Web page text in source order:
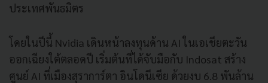
ประเทศพันธมิตร
โดยในปีนี้ Nvidia เดินหน้าลงทุนด้าน AI ในเอเชียตะวัน
ออกเฉียงใต้ตลอดปี เริ่มต้นที่ได้จับมือกับ Indosat สร้าง
ศูนย์ AI ที่เมืองสุราการ์ตา อินโดนีเซีย ด้วยงบ 6.8 พันล้าน